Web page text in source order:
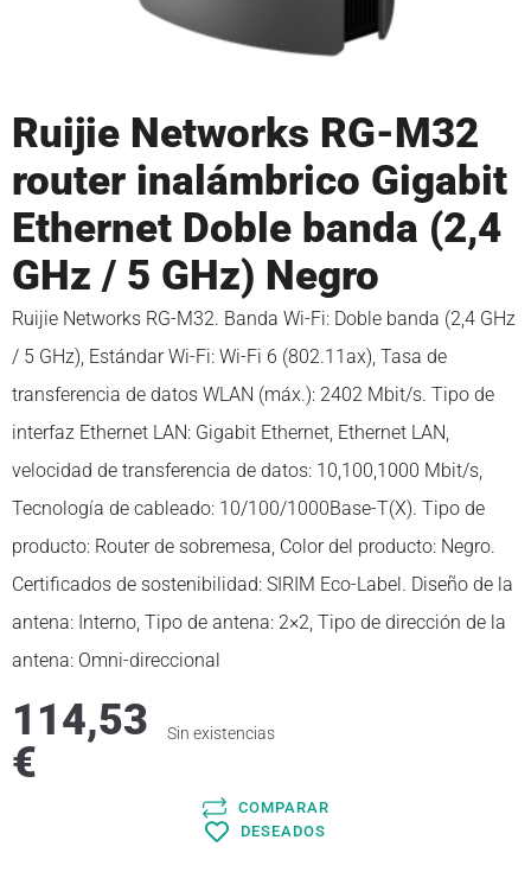
Ruijie Networks RG-M32
router inalámbrico Gigabit
Ethernet Doble banda (2,4
GHz / 5 GHz) Negro
Ruijie Networks RG-M32. Banda Wi-Fi: Doble banda (2,4 GHz
/ 5 GHz), Estándar Wi-Fi: Wi-Fi 6 (802.11ax), Tasa de
transferencia de datos WLAN (máx.): 2402 Mbit/s. Tipo de
interfaz Ethernet LAN: Gigabit Ethernet, Ethernet LAN,
velocidad de transferencia de datos: 10,100,1000 Mbit/s,
Tecnología de cableado: 10/100/1000Base-T(X). Tipo de
producto: Router de sobremesa, Color del producto: Negro.
Certificados de sostenibilidad: SIRIM Eco-Label. Diseño de la
antena: Interno, Tipo de antena: 2×2, Tipo de dirección de la
antena: Omni-direccional
114,53
€
Sin existencias
COMPARAR
DESEADOS